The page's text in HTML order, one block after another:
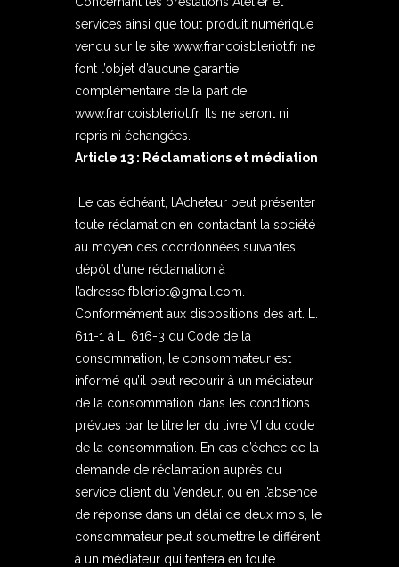
services ainsi que tout produit numérique
vendu sur le site www.francoisbleriot.fr ne
font l’objet d’aucune garantie
complémentaire de la part de
www.francoisbleriot.fr. Ils ne seront ni
repris ni échangées.
Article 13 : Réclamations et médiation
Le cas échéant, l’Acheteur peut présenter
toute réclamation en contactant la société
au moyen des coordonnées suivantes
dépôt d’une réclamation à
l’adresse fbleriot@gmail.com.
Conformément aux dispositions des art. L.
611-1 à L. 616-3 du Code de la
consommation, le consommateur est
informé qu’il peut recourir à un médiateur
de la consommation dans les conditions
prévues par le titre Ier du livre VI du code
de la consommation. En cas d’échec de la
demande de réclamation auprès du
service client du Vendeur, ou en l’absence
de réponse dans un délai de deux mois, le
consommateur peut soumettre le différent
à un médiateur qui tentera en toute